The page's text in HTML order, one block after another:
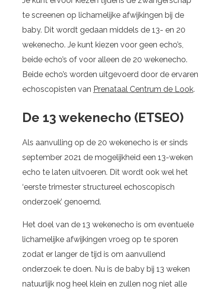
te screenen op lichamelijke afwijkingen bij de
baby. Dit wordt gedaan middels de 13- en 20
wekenecho. Je kunt kiezen voor geen echo’s,
beide echo’s of voor alleen de 20 wekenecho.
Beide echo’s worden uitgevoerd door de ervaren
echoscopisten van Prenataal Centrum de Look.
De 13 wekenecho (ETSEO)
Als aanvulling op de 20 wekenecho is er sinds
september 2021 de mogelijkheid een 13-weken
echo te laten uitvoeren. Dit wordt ook wel het
‘eerste trimester structureel echoscopisch
onderzoek’ genoemd.
Het doel van de 13 wekenecho is om eventuele
lichamelijke afwijkingen vroeg op te sporen
zodat er langer de tijd is om aanvullend
onderzoek te doen. Nu is de baby bij 13 weken
natuurlijk nog heel klein en zullen nog niet alle